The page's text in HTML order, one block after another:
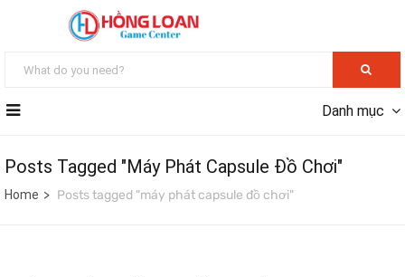
Danh mục
Posts Tagged "máy Phát Capsule Đồ Chơi"
Home Posts tagged "máy phát capsule đồ chơi"